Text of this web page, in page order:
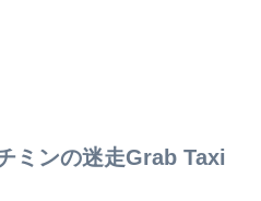
ミンの迷走Grab Taxi